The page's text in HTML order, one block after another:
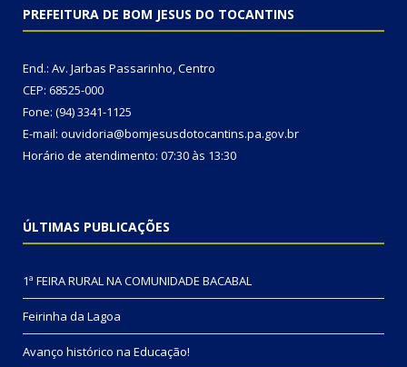
PREFEITURA DE BOM JESUS DO TOCANTINS
End.: Av. Jarbas Passarinho, Centro
CEP: 68525-000
Fone: (94) 3341-1125
E-mail: ouvidoria@bomjesusdotocantins.pa.gov.br
Horário de atendimento: 07:30 às 13:30
ÚLTIMAS PUBLICAÇÕES
1ª FEIRA RURAL NA COMUNIDADE BACABAL
Feirinha da Lagoa
Avanço histórico na Educação!